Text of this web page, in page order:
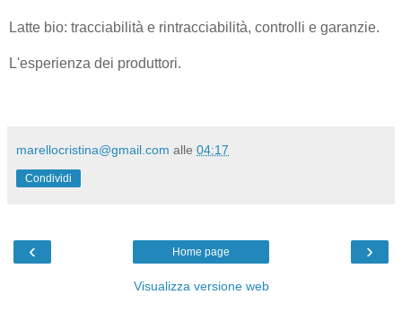
Latte bio: tracciabilità e rintracciabilità, controlli e garanzie.
L'esperienza dei produttori.
marellocristina@gmail.com alle 04:17
Condividi
‹ ›
Home page
Visualizza versione web